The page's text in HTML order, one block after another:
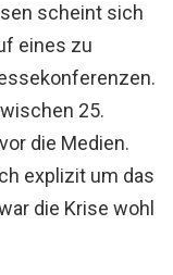
scheint sich
eines zu
25.
die Medien.
explizit um das
die Krise wohl